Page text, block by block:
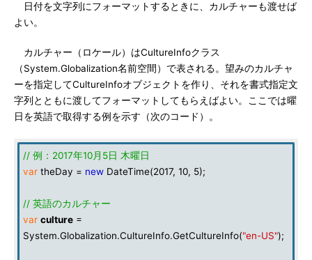
日付を文字列にフォーマットするときに、カルチャーも渡せば
よい。
カルチャー（ロケール）はCultureInfoクラス
（System.Globalization名前空間）で表される。望みのカルチャ
ーを指定してCultureInfoオブジェクトを作り、それを書式指定文
字列とともに渡してフォーマットしてもらえばよい。ここでは曜
日を英語で取得する例を示す（次のコード）。
// 例：2017年10月5日 木曜日
var theDay = new DateTime(2017, 10, 5);
// 英語のカルチャー
var culture =
System.Globalization.CultureInfo.GetCultureInfo("en-US");